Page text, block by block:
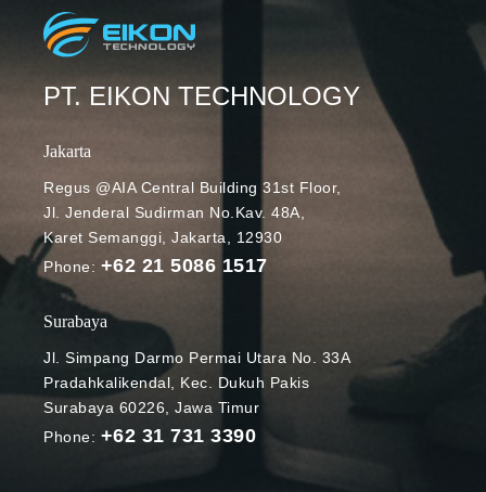
PT. EIKON TECHNOLOGY
Jakarta
Regus @AIA Central Building 31st Floor,
Jl. Jenderal Sudirman No.Kav. 48A,
Karet Semanggi, Jakarta, 12930
Phone: +62 21 5086 1517
Surabaya
Jl. Simpang Darmo Permai Utara No. 33A
Pradahkalikendal, Kec. Dukuh Pakis
Surabaya 60226, Jawa Timur
Phone: +62 31 731 3390